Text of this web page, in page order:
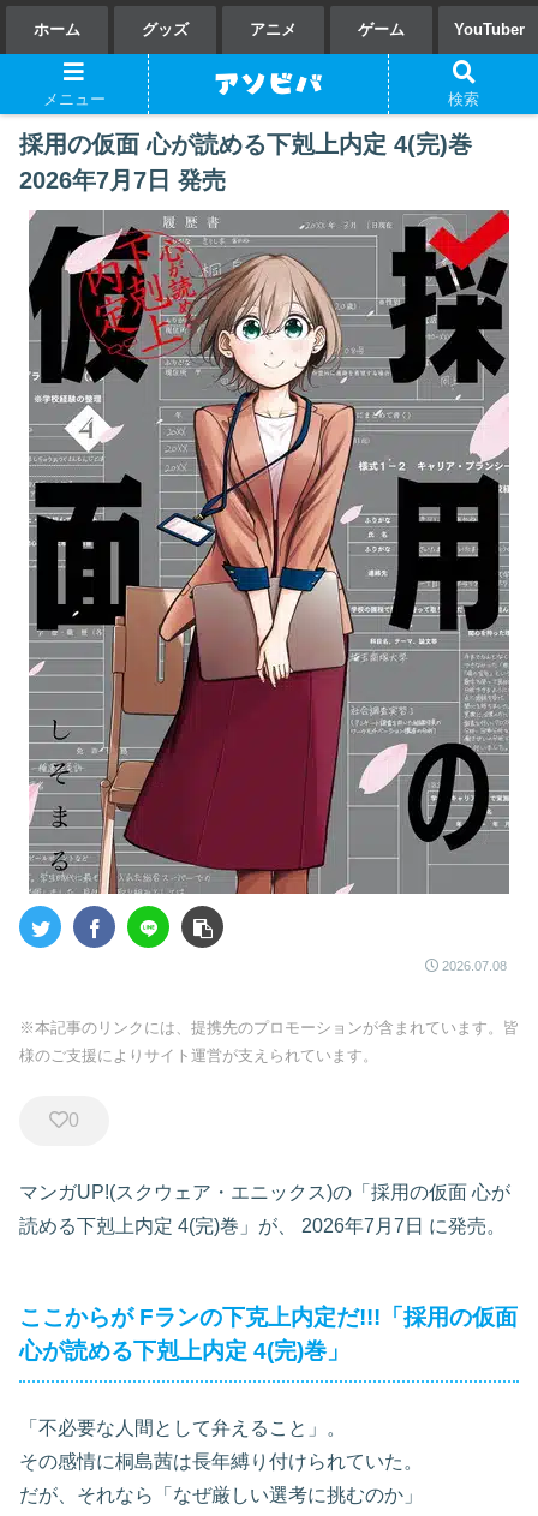
ホーム グッズ アニメ ゲーム YouTuber
採用の仮面 心が読める下剋上内定 4(完)巻
2026年7月7日 発売
2026.07.08
※本記事のリンクには、提携先のプロモーションが含まれています。皆
様のご支援によりサイト運営が支えられています。
0
マンガUP!(スクウェア・エニックス)の「採用の仮面 心が
読める下剋上内定 4(完)巻」が、
2026年7月7日 に発売。
ここからがFランの下克上内定だ!!! 「採用の仮面
心が読める下剋上内定 4(完)巻」
「不必要な人間として弁えること」。
その感情に桐島茜は長年縛り付けられていた。
だが、それなら「なぜ厳しい選考に挑むのか」
メニュー 検索